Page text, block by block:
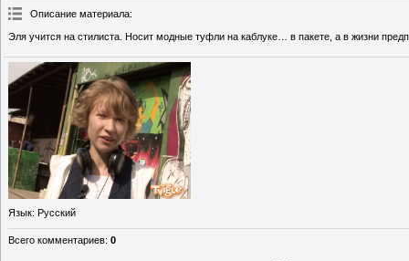
Описание материала:
Эля учится на стилиста. Носит модные туфли на каблуке… в пакете, а в жизни
Язык: Русский
Всего комментариев: 0